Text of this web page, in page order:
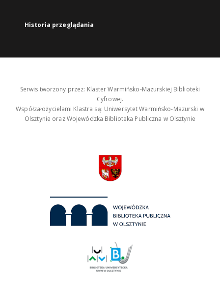
Historia przeglądania
Serwis tworzony przez: Klaster Warmińsko-Mazurskiej Biblioteki
Cyfrowej.
Współzałożycielami Klastra są: Uniwersytet Warmińsko-Mazurski w
Olsztynie oraz Wojewódzka Biblioteka Publiczna w Olsztynie